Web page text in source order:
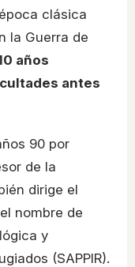
clásica
la Guerra de
años
antes
90 por
de la
dirige el
nombre de
y
(SAPPIR).